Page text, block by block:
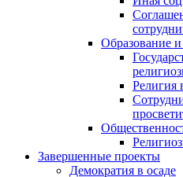
Образование и
Религия
Завершенные проекты
Демократия в осаде